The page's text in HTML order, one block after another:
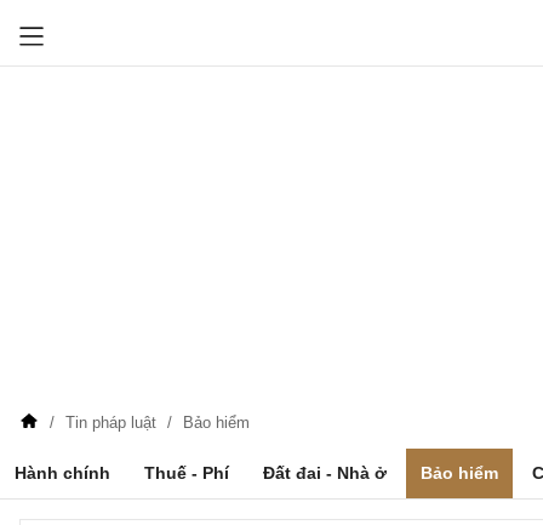
Tin pháp luật Bảo hiểm
Hành chính Thuế - Phí Đất đai - Nhà ở Bảo hiểm